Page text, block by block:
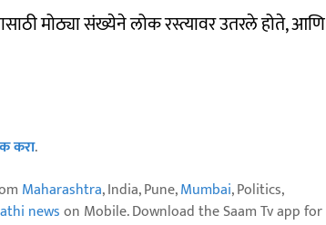
मोठ्या संख्येने लोक रस्त्यावर उतरले होते, आणि
करा.
Maharashtra, India, Pune,Mumbai, Politics,
newson Mobile. Download the Saam Tv app for